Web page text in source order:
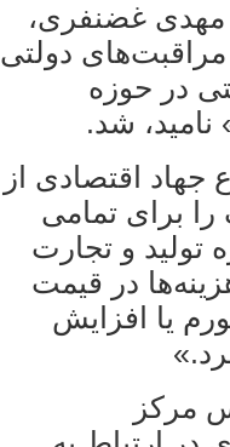
مهدی غضنفری،
مراقبت‌های دولتی
در حوزه
شد.
اقتصادی از
برای تمامی
توليد و تجارت
در قيمت
يا افزايش
مرکز